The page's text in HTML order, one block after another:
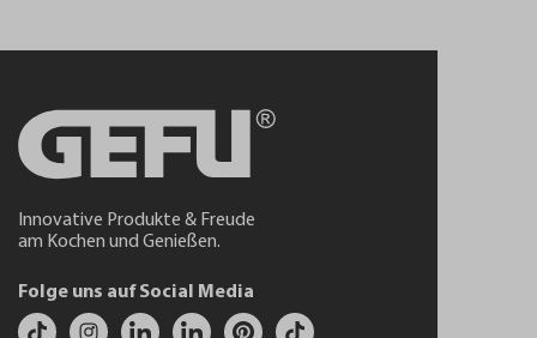
Innovative Produkte & Freude
am Kochen und Genießen.
Folge uns auf Social Media